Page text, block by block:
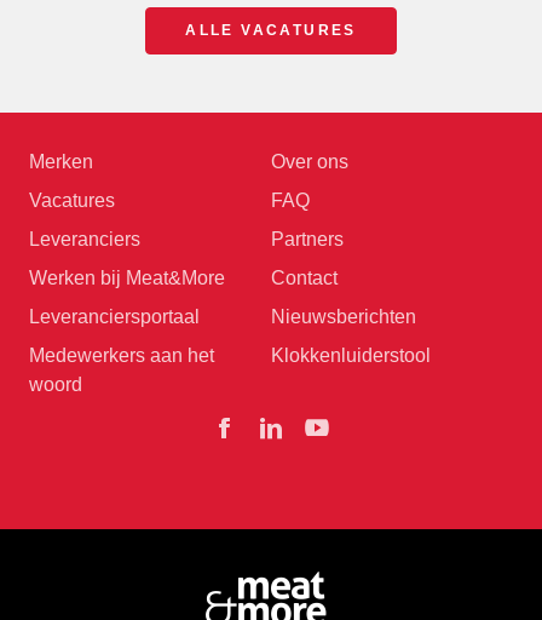
ALLE VACATURES
Merken
Over ons
Vacatures
FAQ
Leveranciers
Partners
Werken bij Meat&More
Contact
Leveranciersportaal
Nieuwsberichten
Medewerkers aan het
woord
Klokkenluiderstool
Facebook
Linkedin